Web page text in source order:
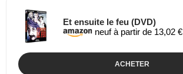
Et ensuite le feu (DVD)
neuf à partir de 13,02 €
ACHETER